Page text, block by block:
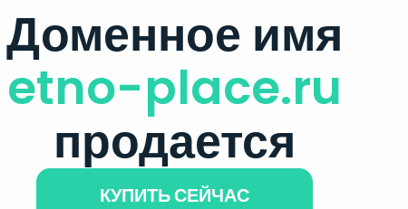
Доменное имя
etno-place.ru
продается
КУПИТЬ СЕЙЧАС